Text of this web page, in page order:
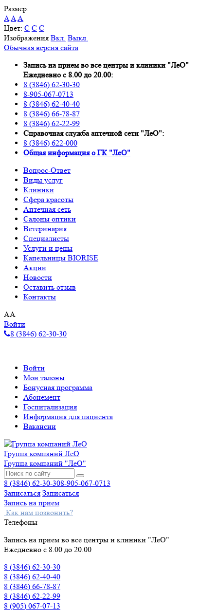
Размер:
AAA
Цвет: C C C
Изображения Вкл. Выкл.
Обычная версия сайта
Запись на прием во все центры и клиники "ЛеО"
Ежедневно с 8.00 до 20.00:
8 (3846) 62-30-30
8-905-067-0713
8 (3846) 62-40-40
8 (3846) 66-78-87
8 (3846) 62-22-99
Справочная служба аптечной сети "ЛеО":
8 (3846) 622-000
Oбщая информация о ГК "ЛеО"
Вопрос-Ответ
Виды услуг
Клиники
Сфера красоты
Аптечная сеть
Салоны оптики
Ветеринария
Специалисты
Услуги и цены
Капельницы BIORISE
Акции
Новости
Оставить отзыв
Контакты
AA
Войти
8 (3846) 62-30-30
Войти
Мои талоны
Бонусная программа
Абонемент
Госпитализация
Информация для пациента
Вакансии
Группа компаний ЛеО
Группа компаний "ЛеО"
8 (3846) 62-30-308-905-067-0713
Записаться Записаться
Запись на прием
Как нам позвонить?
Телефоны
Запись на прием во все центры и клиники "ЛеО"
Ежедневно с 8.00 до 20.00
8 (3846) 62-30-30
8 (3846) 62-40-40
8 (3846) 66-78-87
8 (3846) 62-22-99
8 (905) 067-07-13